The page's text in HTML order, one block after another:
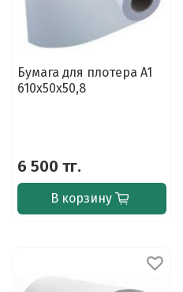
Бумага для плотера A1
610х50х50,8
6 500 тг.
В корзину